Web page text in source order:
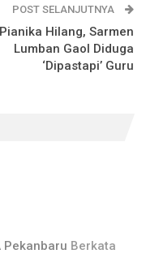
POST SELANJUTNYA
Pianika Hilang, Sarmen
Lumban Gaol Diduga
‘Dipastapi’ Guru
Pekanbaru Berkata